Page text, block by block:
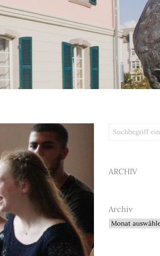
Suchen
ARCHIV
Archiv